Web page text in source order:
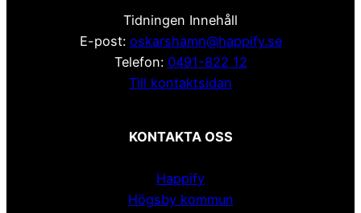
Tidningen Innehåll
E-post: oskarshamn@happify.se
Telefon: 0491-822 12
Till kontaktsidan
KONTAKTA OSS
Happify
Högsby kommun